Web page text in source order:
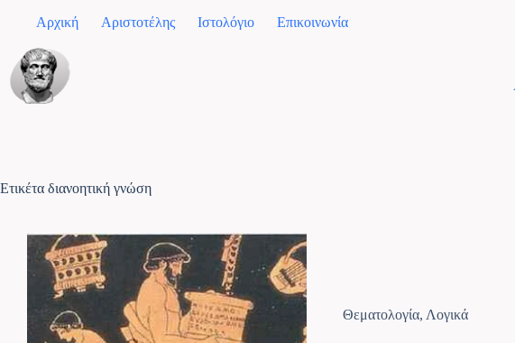
Αρχική Αριστοτέλης Ιστολόγιο Επικοινωνία
Ετικέτα διανοητική γνώση
Θεματολογία, Λογικά